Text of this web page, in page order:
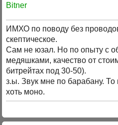
Bitner
ИМХО по поводу без
скептическое.
Сам не юзал. Но по опыту с
медяшками, качество от
битрейтах под 30-50).
з.ы. Звук мне по барабану.
хоть моно.